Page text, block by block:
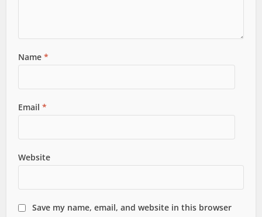
Name*
Email*
Website
Save my name, email, and website in this browser